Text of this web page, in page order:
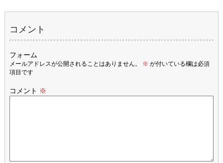
コメント
フォーム
メールアドレスが公開されることはありません。 ※ が付いている欄は必須
項目です
コメント ※